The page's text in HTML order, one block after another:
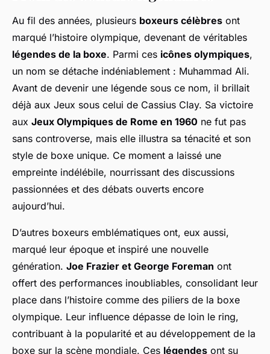
Au fil des années, plusieurs boxeurs célèbres ont
marqué l’histoire olympique, devenant de véritables
légendes de la boxe. Parmi ces icônes olympiques,
un nom se détache indéniablement : Muhammad Ali.
Avant de devenir une légende sous ce nom, il brillait
déjà aux Jeux sous celui de Cassius Clay. Sa victoire
aux Jeux Olympiques de Rome en 1960 ne fut pas
sans controverse, mais elle illustra sa ténacité et son
style de boxe unique. Ce moment a laissé une
empreinte indélébile, nourrissant des discussions
passionnées et des débats ouverts encore
aujourd’hui.
D’autres boxeurs emblématiques ont, eux aussi,
marqué leur époque et inspiré une nouvelle
génération. Joe Frazier et George Foreman ont
offert des performances inoubliables, consolidant leur
place dans l’histoire comme des piliers de la boxe
olympique. Leur influence dépasse de loin le ring,
contribuant à la popularité et au développement de la
boxe sur la scène mondiale. Ces légendes ont su